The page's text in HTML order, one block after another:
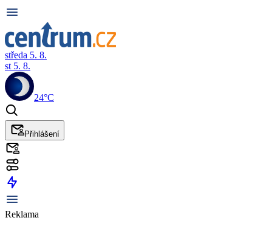
středa 5. 8.
st 5. 8.
24°C
Přihlášení
Reklama